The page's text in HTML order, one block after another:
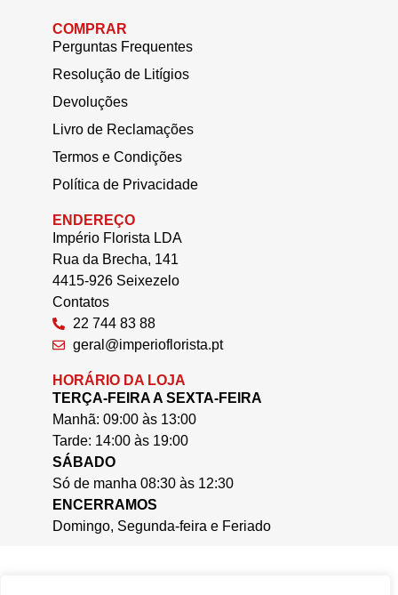
COMPRAR
Perguntas Frequentes
Resolução de Litígios
Devoluções
Livro de Reclamações
Termos e Condições
Política de Privacidade
ENDEREÇO
Império Florista LDA
Rua da Brecha, 141
4415-926 Seixezelo
Contatos
22 744 83 88
geral@imperioflorista.pt
HORÁRIO DA LOJA
TERÇA-FEIRA A SEXTA-FEIRA
Manhã: 09:00 às 13:00
Tarde: 14:00 às 19:00
SÁBADO
Só de manha 08:30 às 12:30
ENCERRAMOS
Domingo, Segunda-feira e Feriado